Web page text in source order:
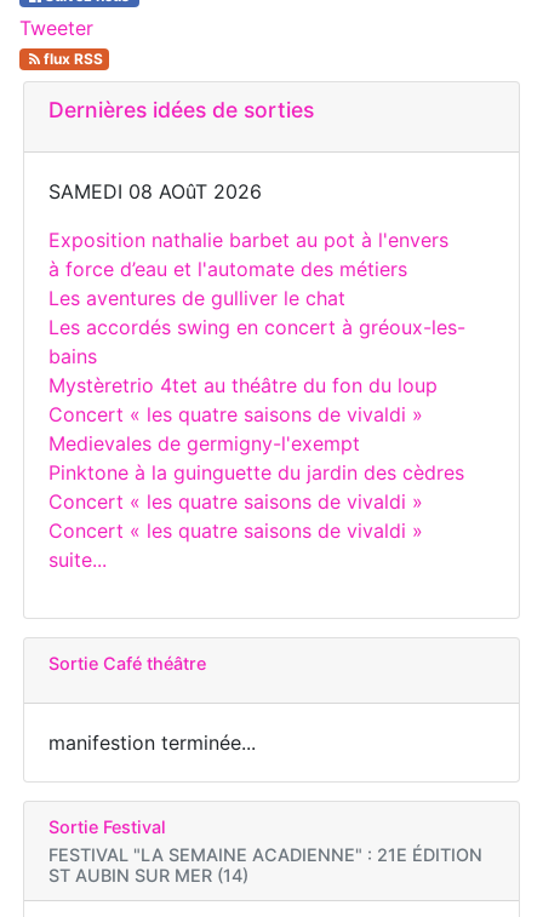
Tweeter
flux RSS
Dernières idées de sorties
SAMEDI 08 AOûT 2026
Exposition nathalie barbet au pot à l'envers
à force d’eau et l'automate des métiers
Les aventures de gulliver le chat
Les accordés swing en concert à gréoux-les-
bains
Mystèretrio 4tet au théâtre du fon du loup
Concert « les quatre saisons de vivaldi »
Medievales de germigny-l'exempt
Pinktone à la guinguette du jardin des cèdres
Concert « les quatre saisons de vivaldi »
Concert « les quatre saisons de vivaldi »
suite...
Sortie Café théâtre
manifestion terminée...
Sortie Festival
FESTIVAL "LA SEMAINE ACADIENNE" : 21E ÉDITION
ST AUBIN SUR MER (14)